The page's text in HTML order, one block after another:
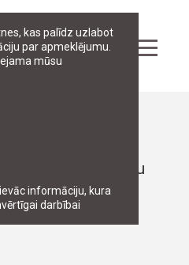
kas palīdz uzlabot
par apmeklējumu.
mūsu
informāciju, kura
darbībai
privāttiesību
privāttiesību